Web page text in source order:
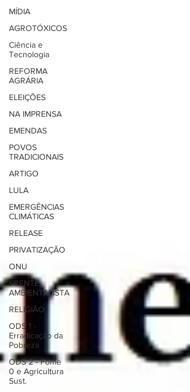
MÍDIA
AGROTÓXICOS
Ciência e
Tecnologia
REFORMA
AGRÁRIA
ELEIÇÕES
NA IMPRENSA
EMENDAS
POVOS
TRADICIONAIS
ARTIGO
LULA
EMERGÊNCIAS
CLIMÁTICAS
RELEASE
PRIVATIZAÇÃO
ONU
FRENTE
AMBIENTALISTA
RELIGIÃO
ODS 1 -
Erradicação da
Pobreza
ODS 2 - Fome
0 e Agricultura
Sust.